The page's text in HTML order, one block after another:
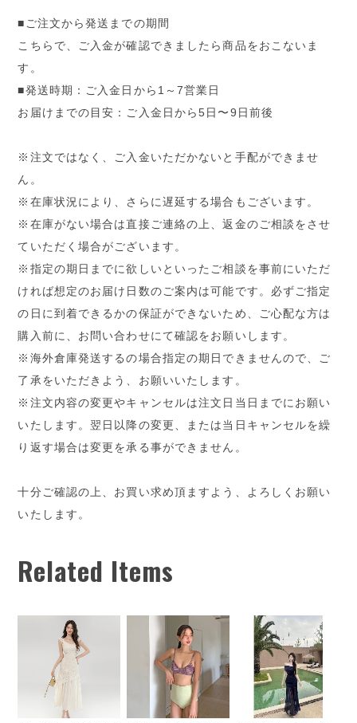
■ご注文から発送までの期間
こちらで、ご入金が確認できましたら商品をおこないま
す。
■発送時期：ご入金日から1～7営業日
お届けまでの目安：ご入金日から5日〜9日前後
※注文ではなく、ご入金いただかないと手配ができませ
ん。
※在庫状況により、さらに遅延する場合もございます。
※在庫がない場合は直接ご連絡の上、返金のご相談をさせ
ていただく場合がございます。
※指定の期日までに欲しいといったご相談を事前にいただ
ければ想定のお届け日数のご案内は可能です。必ずご指定
の日に到着できるかの保証ができないため、ご心配な方は
購入前に、お問い合わせにて確認をお願いします。
※海外倉庫発送するの場合指定の期日できませんので、ご
了承をいただきよう、お願いいたします。
※注文内容の変更やキャンセルは注文日当日までにお願い
いたします。翌日以降の変更、または当日キャンセルを繰
り返す場合は変更を承る事ができません。
十分ご確認の上、お買い求め頂ますよう、よろしくお願い
いたします。
Related Items